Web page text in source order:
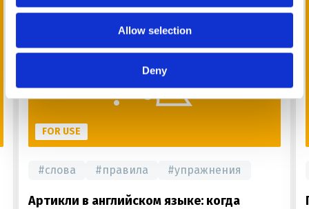
Allow selection
Deny
FOR USE
#слова #правила #упражнения
Артикли в английском языке: когда